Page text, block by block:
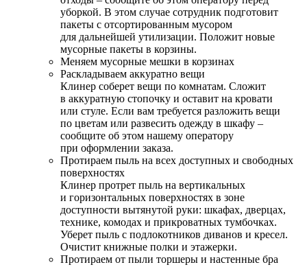
уборкой. В этом случае сотрудник подготовит
пакеты с отсортированным мусором
для дальнейшей утилизации. Положит новые
мусорные пакеты в корзины.
Меняем мусорные мешки в корзинах
Раскладываем аккуратно вещи
Клинер соберет вещи по комнатам. Сложит
в аккуратную стопочку и оставит на кровати
или стуле. Если вам требуется разложить вещи
по цветам или развесить одежду в шкафу –
сообщите об этом нашему оператору
при оформлении заказа.
Протираем пыль на всех доступных и свободных
поверхностях
Клинер протрет пыль на вертикальных
и горизонтальных поверхностях в зоне
доступности вытянутой руки: шкафах, дверцах,
технике, комодах и прикроватных тумбочках.
Уберет пыль с подлокотников диванов и кресел.
Очистит книжные полки и этажерки.
Протираем от пыли торшеры и настенные бра